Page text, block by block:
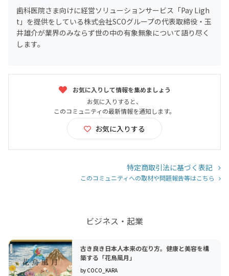
歯科医院さま向けに経営ソリューションサービス「Pay Ligh
t」を提供をしている株式会社SCOグループの代表取締役・玉
井雄介が業界のみならず世の中の有象無象について語り尽く
します。
お気に入りして情報を集めましょう
お気に入りすると、
このコミュニティの最新情報を通知します。
お気に入りする
特定商取引法に基づく表記
このコミュニティへの取材や問題報告等はこちら
ビジネス・起業
古き良き日本人本来の在り方。健康と美容を構
築する「花鳥風月」
by COCO_KARA